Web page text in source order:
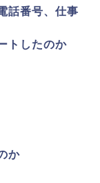
話番号、仕事
トしたのか
か